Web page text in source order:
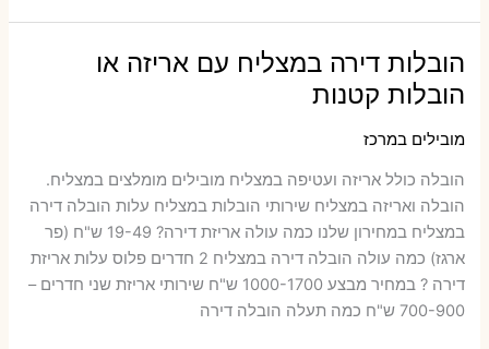
בבית
עם
אריזה
קטנות
הובלות דירה במצליח עם אריזה או
הובלות קטנות
מובילים במרכז
הובלה כולל אריזה ועטיפה במצליח ‫מובילים מומלצים במצליח.
הובלה ואריזה במצליח שירותי הובלות במצליח עלות הובלה דירה
במצליח במחירון שלנו כמה עולה אריזת דירה​? 19-49 ש"ח (פר
ארגז) כמה עולה הובלה דירה במצליח 2 חדרים פלוס עלות אריזת
דירה ? במחיר מבצע 1000-1700 ש"ח שירותי אריזת שני חדרים –
700-900 ש"ח כמה תעלה הובלה דירה